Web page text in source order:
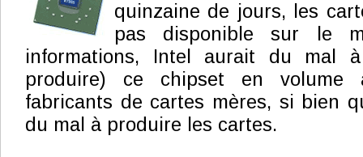
quinzaine de jours, les
pas disponible sur le
informations, Intel aurait du mal
produire) ce chipset en volume
fabricants de cartes mères, si bien
du mal à produire les cartes.